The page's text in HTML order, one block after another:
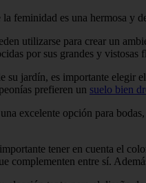
feminidad es una hermosa y
utilizarse para crear un
por sus grandes y
su jardín, es importante elegir
prefieren un suelo bien
excelente opción para
tener en cuenta el
complementen entre sí.